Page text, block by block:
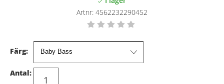
Artnr: 4562232290452
Färg:
Antal: